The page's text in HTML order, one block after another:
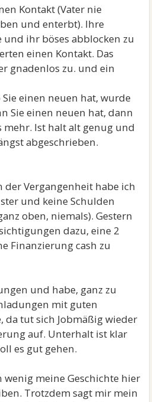
Kontakt (Vater nie
und enterbt). Ihre
und ihr böses abblocken zu
einen Kontakt. Das
gnadenlos zu. und ein
einen neuen hat, wurde
Sie einen neuen hat, dann
mehr. Ist halt alt genug und
abgeschrieben.
Vergangenheit habe ich
und keine Schulden
oben, niemals). Gestern
dazu, eine 2
Finanzierung cash zu
und habe, ganz zu
mit guten
da tut sich Jobmäßig wieder
auf. Unterhalt ist klar
es gut gehen.
wenig meine Geschichte hier
Trotzdem sagt mir mein